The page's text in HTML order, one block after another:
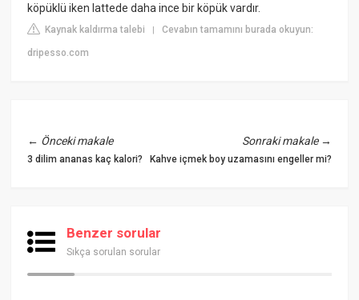
köpüklü iken lattede daha ince bir köpük vardır.
Kaynak kaldırma talebi |Cevabın tamamını burada okuyun:
dripesso.com
← Önceki makale
3 dilim ananas kaç kalori?
Sonraki makale→
Kahve içmek boy uzamasını engeller mi?
Benzer sorular
Sıkça sorulan sorular